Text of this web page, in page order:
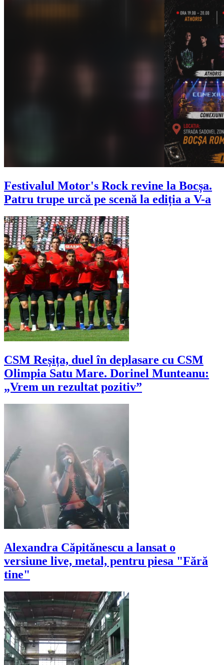
Festivalul Motor's Rock revine la Bocșa.
Patru trupe urcă pe scenă la ediția a V-a
CSM Reșița, duel în deplasare cu CSM
Olimpia Satu Mare. Dorinel Munteanu:
„Vrem un rezultat pozitiv”
Alexandra Căpitănescu a lansat o
versiune live, metal, pentru piesa "Fără
tine"